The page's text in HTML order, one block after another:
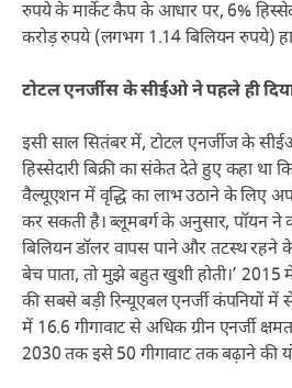
रुपये के मार्केट कैप के आधार पर, 6%
करोड़ रुपये (लगभग 1.14 बिलियन रुपये)
टोटल एनर्जीस के सीईओ ने पहले ही
इसी साल सितंबर में, टोटल एनर्जीज के
हिस्सेदारी बिक्री का संकेत देते हुए कहा था
वैल्यूएशन में वृद्धि का लाभ उठाने के लिए
कर सकती है। ब्लूमबर्ग के अनुसार, पॉयन
बिलियन डॉलर वापस पाने और तटस्थ
बेच पाता, तो मुझे बहुत खुशी होती।’ 2015 में
की सबसे बड़ी रिन्यूएबल एनर्जी कंपनियों में
में 16.6 गीगावाट से अधिक ग्रीन एनर्जी
2030 तक इसे 50 गीगावाट तक बढ़ाने की